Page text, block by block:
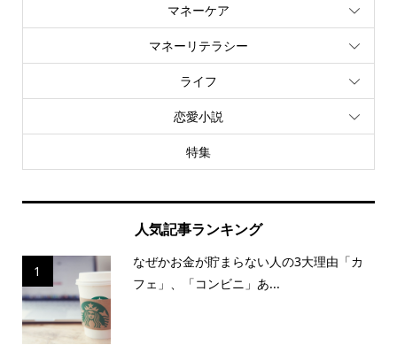
マネーケア
マネーリテラシー
ライフ
恋愛小説
特集
人気記事ランキング
1
なぜかお金が貯まらない人の3大理由「カ
フェ」、「コンビニ」あ...